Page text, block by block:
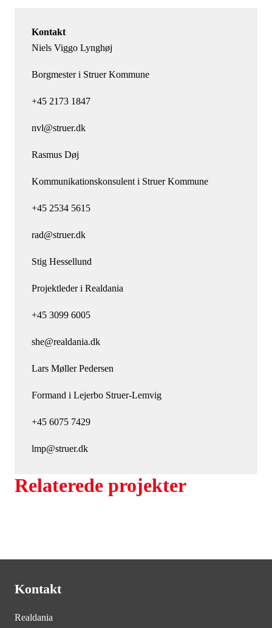
Kontakt
Niels Viggo Lynghøj
Borgmester i Struer Kommune
+45 2173 1847
nvl@struer.dk
Rasmus Døj
Kommunikationskonsulent i Struer Kommune
+45 2534 5615
rad@struer.dk
Stig Hessellund
Projektleder i Realdania
+45 3099 6005
she@realdania.dk
Lars Møller Pedersen
Formand i Lejerbo Struer-Lemvig
+45 6075 7429
lmp@struer.dk
Relaterede projekter
Kontakt
Realdania